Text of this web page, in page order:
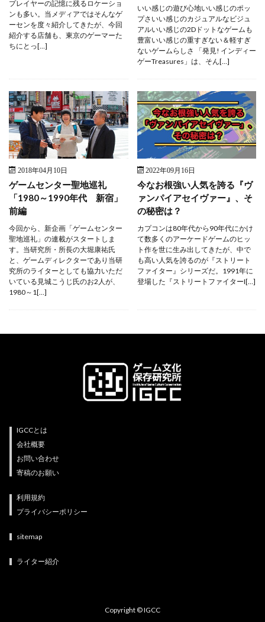
プレイヤーの記憶に残るロケーショ
ンも多い。当メディアではそんなゲ
ーセンを度々紹介してきたが、今回
紹介する店舗も、東京のゲーマーた
ちにとっ[…]
いい感じの遊び心地いい感じのポッ
プさいい感じのカジュアルなビジュ
アルいい感じの2Dドットなゲームも
豊富いい感じの重すぎない＆軽すぎ
ないゲームらしさ 「発見! インディー
ゲーTreasures」は、そん[…]
2018年04月10日
ゲームセンター聖地巡礼
「1980～1990年代 新宿」
前編
今回から、新企画「ゲームセンター
聖地巡礼」の連載がスタートしま
す。当研究所・所長の大堀康祐氏
と、ゲームディレクターであり当研
究所のライターとしても協力いただ
いている見城こうじ氏のお2人が、
1980～1[…]
2022年09月16日
今なお根強い人気を誇る『ヴ
ァンパイアセイヴァー』、そ
の秘密は？
カプコンは80年代から90年代にかけ
て数多くのアーケードゲームのヒッ
ト作を世に生み出してきたが、中で
も高い人気を誇るのが『ストリート
ファイター』シリーズだ。1991年に
登場した『ストリートファイターI[…]
IGCCとは
会社概要
お問い合わせ
寄稿のお願い
利用規約
プライバシーポリシー
sitemap
ライター紹介
Copyright © IGCC